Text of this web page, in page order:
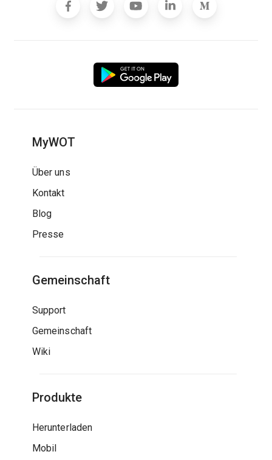
MyWOT
Über uns
Kontakt
Blog
Presse
Gemeinschaft
Support
Gemeinschaft
Wiki
Produkte
Herunterladen
Mobil